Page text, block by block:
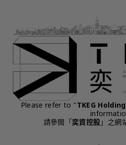
Please refer to "TKEG
請參閱「奕資控股 」之網